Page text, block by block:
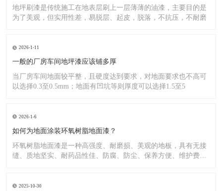
地坪刷漆是传统施工在地表层刷上一层薄薄的油漆，主要目的是
为了美观，但实用性差，易脱层、起皮，脱落，不抗压，不耐磨
2026-1-11
一般的厂房车间地坪漆应该铺多厚
当厂房车间地面较平整，且硬度达到要求，对地面要求也不高可
以选择0.3至0.5mm；地面有凹坑等则厚度可以选择1.5至5
2026-1-6
如何为地面涂装环氧树脂地面漆？
环氧树脂地面漆是一种高强度、耐磨损、美观的地板，具有无接
缝、质地坚实、耐药品性佳、防腐、防尘、保养方便、维护费用
2025-10-30